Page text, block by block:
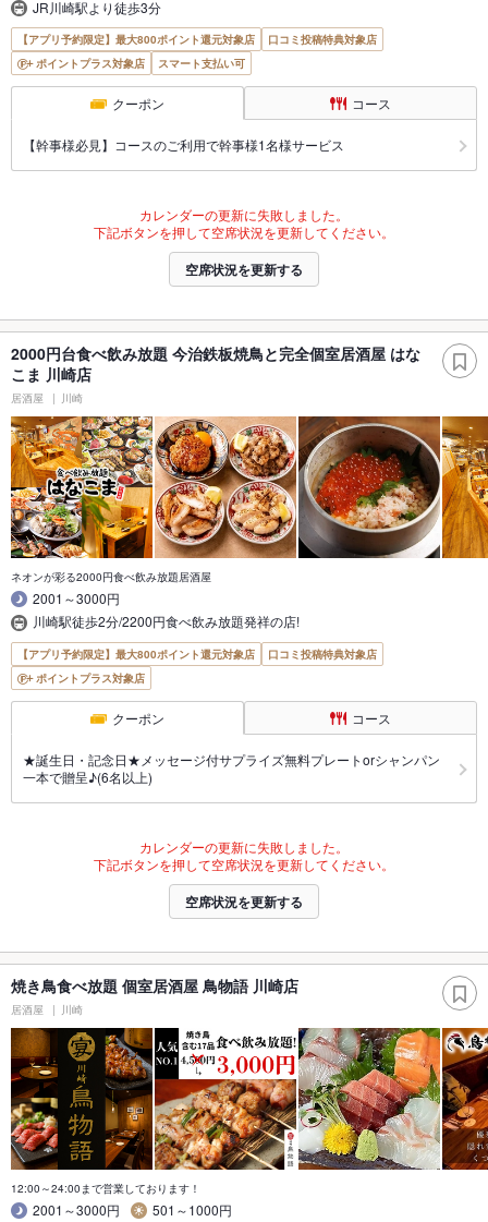
JR川崎駅より徒歩3分
【アプリ予約限定】最大800ポイント還元対象店
口コミ投稿特典対象店
ポイントプラス対象店
スマート支払い可
クーポン コース
【幹事様必見】コースのご利用で幹事様1名様サービス
カレンダーの更新に失敗しました。
下記ボタンを押して空席状況を更新してください。
空席状況を更新する
2000円台食べ飲み放題 今治鉄板焼鳥と完全個室居酒屋 はな
こま 川崎店
居酒屋 川崎
ネオンが彩る2000円食べ飲み放題居酒屋
2001～3000円
川崎駅徒歩2分/2200円食べ飲み放題発祥の店!
【アプリ予約限定】最大800ポイント還元対象店
口コミ投稿特典対象店
ポイントプラス対象店
クーポン コース
★誕生日・記念日★メッセージ付サプライズ無料プレートorシャンパン
一本で贈呈♪(6名以上)
カレンダーの更新に失敗しました。
下記ボタンを押して空席状況を更新してください。
空席状況を更新する
焼き鳥食べ放題 個室居酒屋 鳥物語 川崎店
居酒屋 川崎
12:00～24:00まで営業しております！
2001～3000円
501～1000円